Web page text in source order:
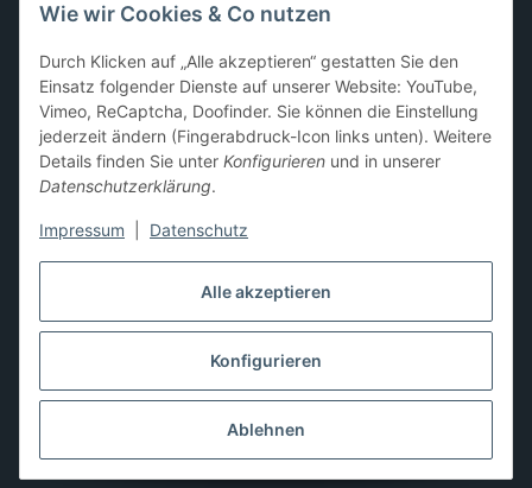
Alle akzeptieren
Konfigurieren
Ablehnen
Wie wir Cookies & Co nutzen
Durch Klicken auf „Alle akzeptieren“ gestatten Sie den
Einsatz folgender Dienste auf unserer Website: YouTube,
Vimeo, ReCaptcha, Doofinder. Sie können die Einstellung
jederzeit ändern (Fingerabdruck-Icon links unten). Weitere
Details finden Sie unter Konfigurieren und in unserer
Datenschutzerklärung.
Impressum Datenschutz
Kundenservice
News & Aktionen
Gesetzliche Informationen
Hier kannst du uns folgen:
* Alle Preise zzgl. gesetzlicher USt., zzgl.Versand
** Differenzbesteuerung gemäß § 25a UStG,